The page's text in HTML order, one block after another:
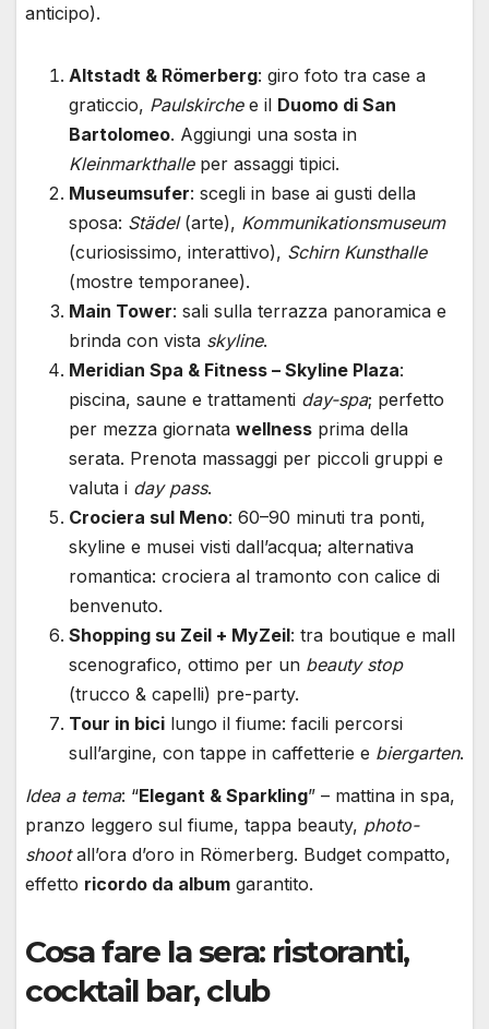
anticipo).
Altstadt & Römerberg: giro foto tra case a
graticcio, Paulskirchee il Duomo di San
Bartolomeo. Aggiungi una sosta in
Kleinmarkthalleper assaggi tipici.
Museumsufer: scegli in base ai gusti della
sposa: Städel(arte), Kommunikationsmuseum
(curiosissimo, interattivo), Schirn Kunsthalle
(mostre temporanee).
Main Tower: sali sulla terrazza panoramica e
brinda con vista skyline.
Meridian Spa & Fitness – Skyline Plaza:
piscina, saune e trattamenti day-spa; perfetto
per mezza giornata wellness prima della
serata. Prenota massaggi per piccoli gruppi e
valuta i day pass.
Crociera sul Meno: 60–90 minuti tra ponti,
skyline e musei visti dall’acqua; alternativa
romantica: crociera al tramonto con calice di
benvenuto.
Shopping su Zeil + MyZeil: tra boutique e mall
scenografico, ottimo per un beauty stop
(trucco & capelli) pre-party.
Tour in bici lungo il fiume: facili percorsi
sull’argine, con tappe in caffetterie e biergarten.
Idea a tema: “Elegant & Sparkling” – mattina in spa,
pranzo leggero sul fiume, tappa beauty, photo-
shootall’ora d’oro in Römerberg. Budget compatto,
effetto ricordo da album garantito.
Cosa fare la sera: ristoranti,
cocktail bar, club